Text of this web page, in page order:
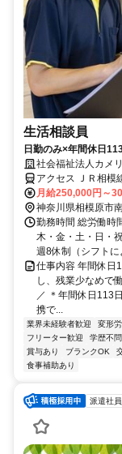
生活相談員
日勤のみ×年間休日
の安定収入が叶う☆
社会福祉法人カメ
アクセス ＪＲ相模
浜線 番田（神奈川
里大学に隣接 ※JR
月給250,000円～
神奈川県相模原市
勤務時間 総労働時
木・金・土・日・
週8休制（シフト
仕事内容 年間休日
し、残業少なめで
／ ＊年間休日113
携で...
業界未経験者歓迎 変形
フリーター歓迎
学歴不問
賞与あり
ブランクOK
食事補助あり
派遣社員